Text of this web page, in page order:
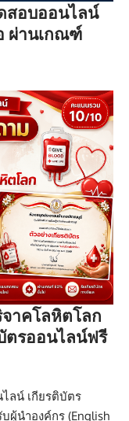
สอบออนไลน์
ผ่านเกณฑ์
าคโลหิตโลก
ตรออนไลน์ฟรี
ลน์ เกียรติบัตร
ผู้นำองค์กร (English